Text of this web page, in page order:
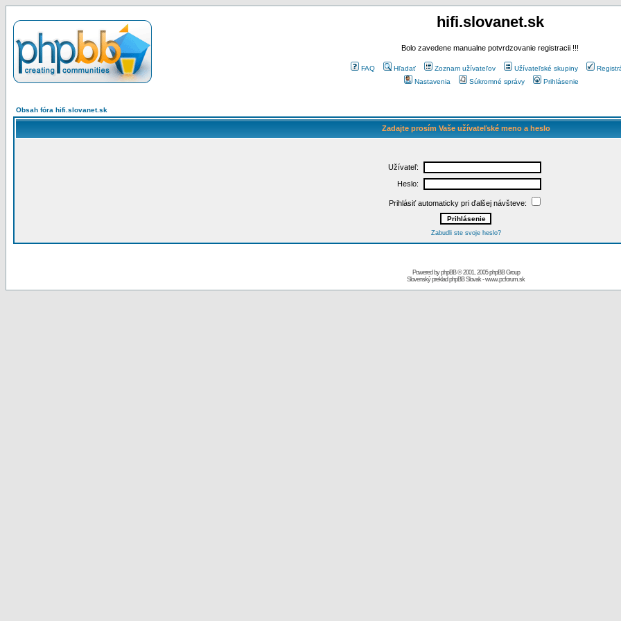
hifi.slovanet.sk
Bolo zavedene manualne potvrdzovanie registracii !!!
FAQ Hľadať Zoznam užívateľov Užívateľské skupiny
Nastavenia
Súkromné správy Prihlásenie
Obsah fóra hifi.slovanet.sk
Zadajte prosím Vaše užívateľské meno a heslo
Užívateľ:
Heslo:
Prihlásiť automaticky pri ďalšej návšteve:
Zabudli ste svoje heslo?
Powered byphpBB© 2001, 2005 phpBB Group
Slovenský preklad phpBB Slovak-www.pcforum.sk